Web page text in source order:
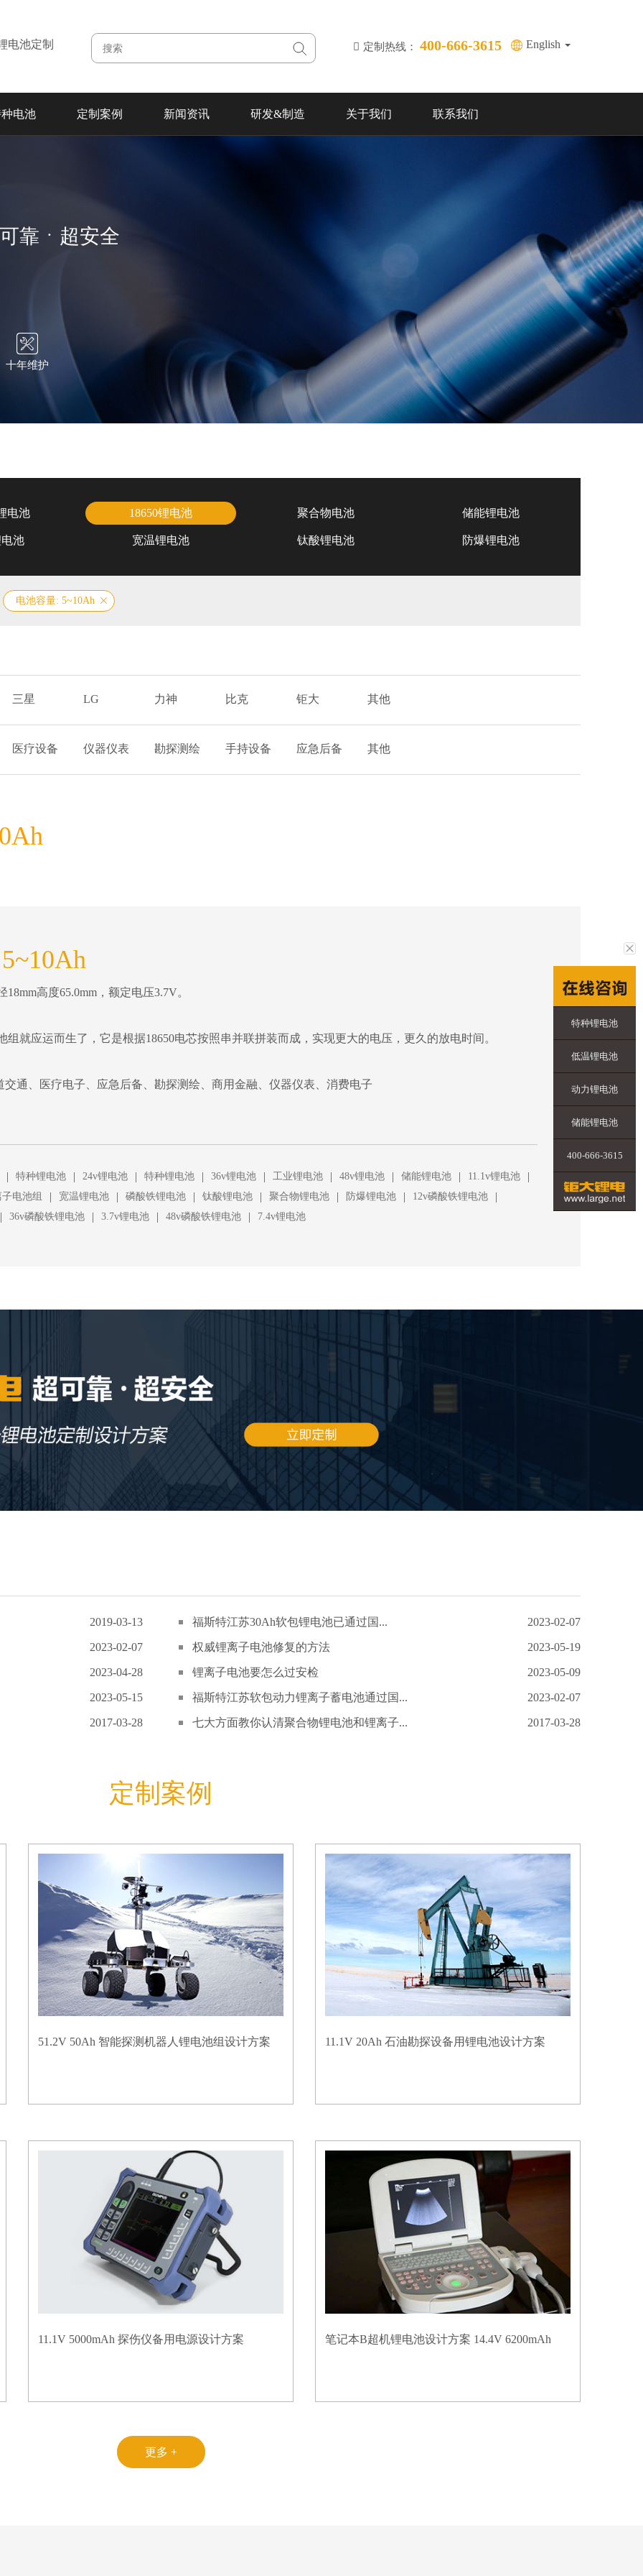
电池定制 定制热线： 400-666-3615 English
电池 定制案例 新闻资讯 研发&制造 关于我们 联系我们
靠ㆍ超安全
十年维护
电池 18650锂电池 聚合物电池 储能锂电池
池 宽温锂电池 钛酸锂电池 防爆锂电池
电池容量: 5~10Ah
三星 LG 力神 比克 钜大 其他
医疗设备 仪器仪表 勘探测绘 手持设备 应急后备 其他
高度65.0mm，额定电压3.7V。
就应运而生了，它是根据18650电芯按照串并联拼装而成，实现更大的电压，更久的放电时间。
通、医疗电子、应急后备、勘探测绘、商用金融、仪器仪表、消费电子
| 特种锂电池 | 24v锂电池 | 特种锂电池 | 36v锂电池 | 工业锂电池 | 48v锂电池 | 储能锂电池 | 11.1v锂电池 |
电池组 | 宽温锂电池 | 磷酸铁锂电池 | 钛酸锂电池 | 聚合物锂电池 | 防爆锂电池 | 12v磷酸铁锂电池
|
|
36v磷酸铁锂电池 | 3.7v锂电池 | 48v磷酸铁锂电池 | 7.4v锂电池
2019-03-13 福斯特江苏30Ah软包锂电池已通过国... 2023-02-07
2023-02-07 权威锂离子电池修复的方法 2023-05-19
2023-04-28 锂离子电池要怎么过安检 2023-05-09
2023-05-15 福斯特江苏软包动力锂离子蓄电池通过国... 2023-02-07
2017-03-28 七大方面教你认清聚合物锂电池和锂离子... 2017-03-28
定制案例
51.2V 50Ah 智能探测机器人锂电池组设计方案 11.1V 20Ah 石油勘探设备用锂电池设计方案
11.1V 5000mAh 探伤仪备用电源设计方案 笔记本B超机锂电池设计方案 14.4V 6200mAh
更多 +
特种锂电池
低温锂电池
动力锂电池
储能锂电池
400-666-3615